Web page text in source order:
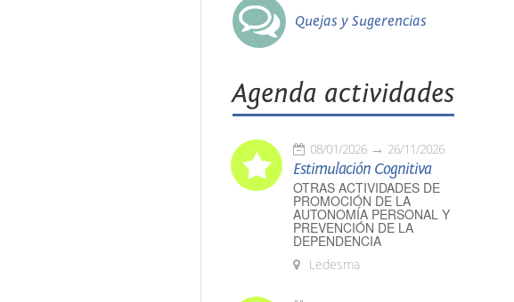
Quejas y Sugerencias
Agenda actividades
08/01/2026 26/11/2026
Estimulación Cognitiva
OTRAS ACTIVIDADES DE
PROMOCIÓN DE LA
AUTONOMÍA PERSONAL Y
PREVENCIÓN DE LA
DEPENDENCIA
Ledesma